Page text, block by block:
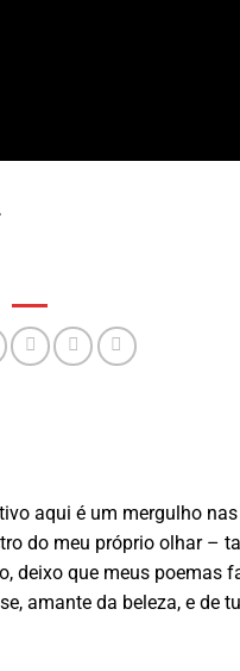
aqui é um mergulho
do meu próprio olhar –
deixo que meus poemas
amante da beleza, e de